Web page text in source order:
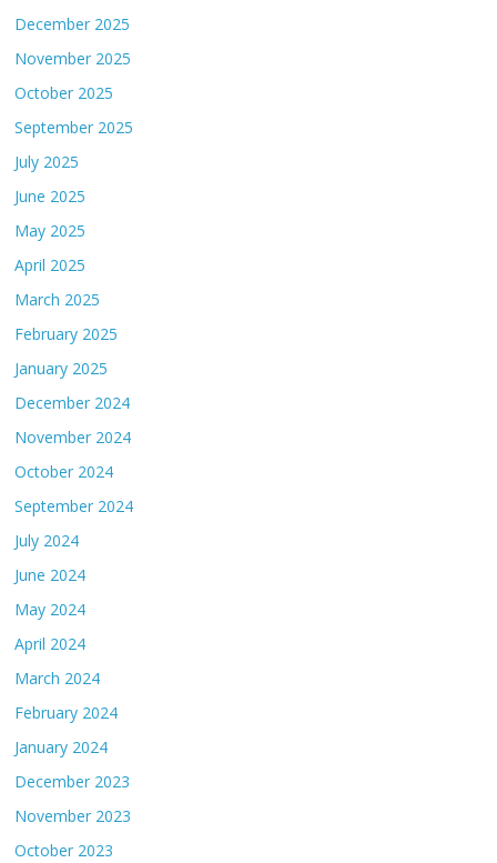
December 2025
November 2025
October 2025
September 2025
July 2025
June 2025
May 2025
April 2025
March 2025
February 2025
January 2025
December 2024
November 2024
October 2024
September 2024
July 2024
June 2024
May 2024
April 2024
March 2024
February 2024
January 2024
December 2023
November 2023
October 2023